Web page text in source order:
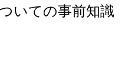
いての事前知識